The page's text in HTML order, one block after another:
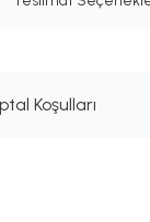
Koşulları